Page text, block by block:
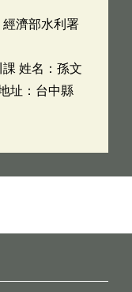
濟部水利署
姓名：孫文
址：台中縣